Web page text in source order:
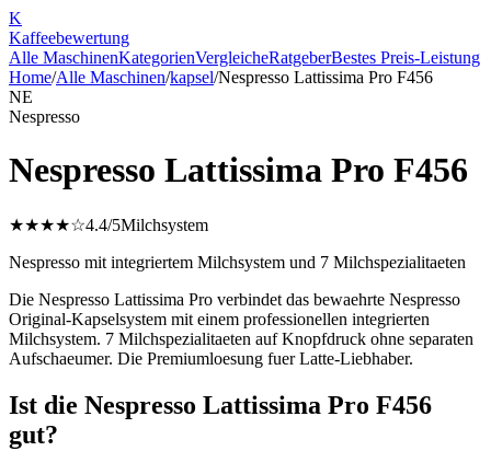
K
Kaffeebewertung
Alle MaschinenKategorienVergleicheRatgeberBestes Preis-Leistung
Home/Alle Maschinen/kapsel/Nespresso Lattissima Pro F456
NE
Nespresso
Nespresso Lattissima Pro F456
★★★★☆4.4/5Milchsystem
Nespresso mit integriertem Milchsystem und 7 Milchspezialitaeten
Die Nespresso Lattissima Pro verbindet das bewaehrte Nespresso
Original-Kapselsystem mit einem professionellen integrierten
Milchsystem. 7 Milchspezialitaeten auf Knopfdruck ohne separaten
Aufschaeumer. Die Premiumloesung fuer Latte-Liebhaber.
Ist die Nespresso Lattissima Pro F456
gut?